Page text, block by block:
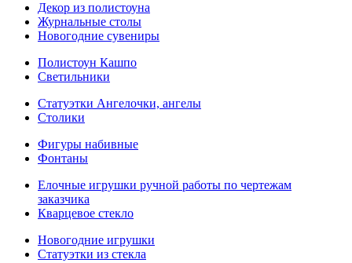
Декор из полистоуна
Журнальные столы
Новогодние сувениры
Полистоун Кашпо
Светильники
Статуэтки Ангелочки, ангелы
Столики
Фигуры набивные
Фонтаны
Елочные игрушки ручной работы по чертежам
заказчика
Кварцевое стекло
Новогодние игрушки
Статуэтки из стекла